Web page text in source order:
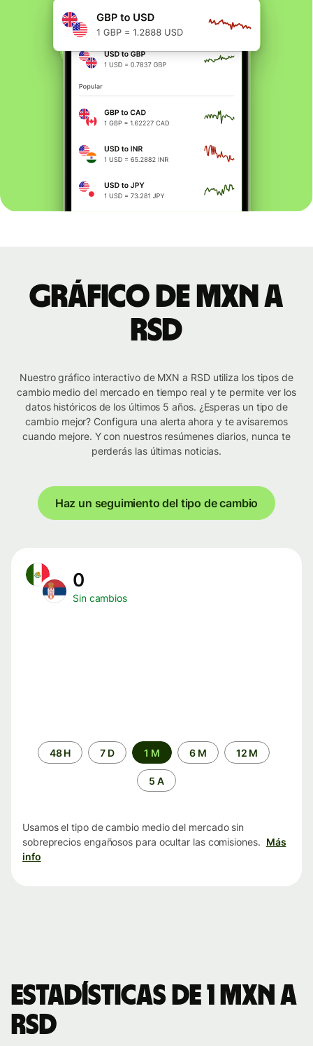
Gráfico de MXN a
RSD
Nuestro gráfico interactivo de MXN a RSD utiliza los tipos de
cambio medio del mercado en tiempo real y te permite ver los
datos históricos de los últimos 5 años. ¿Esperas un tipo de
cambio mejor? Configura una alerta ahora y te avisaremos
cuando mejore. Y con nuestros resúmenes diarios, nunca te
perderás las últimas noticias.
Haz un seguimiento del tipo de cambio
0
Sin cambios
Periodo48 H 7 D 1 M 6 M 12 M
5 A
Usamos el tipo de cambio medio del mercado sin
sobreprecios engañosos para ocultar las comisiones. Más
info
Estadísticas de 1 MXN a
RSD